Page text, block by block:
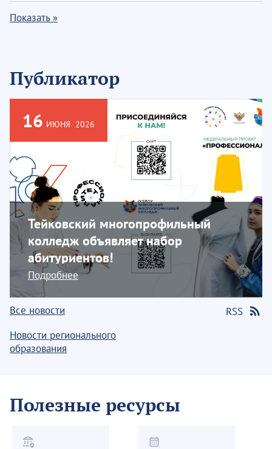
Показать »
Публикатор
16 ИЮНЯ 2026
Тейковский многопрофильный
колледж объявляет набор
абитуриентов!
Подробнее
Все новости
RSS
Новости регионального
образования
Полезные ресурсы
assured_workload calendar_month